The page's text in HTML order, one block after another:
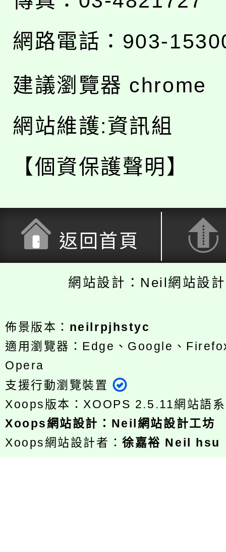
網路電話：903-
建議瀏覽器 chrome
網站維護:資訊組
【個資保護聲明】
返回首頁
網站設計：Neil網站設
佈景版本： neilrpjhstyc
適用瀏覽器：Edge、Google、
Opera
支援行動瀏覽裝置
Xoops版本：XOOPS 2.5.11網站語
Xoops網站設計 ： Neil網站設計工坊
Xoops網站設計者：徐嘉裕 Neil hsu